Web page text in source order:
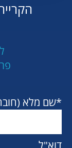
*שם מלא